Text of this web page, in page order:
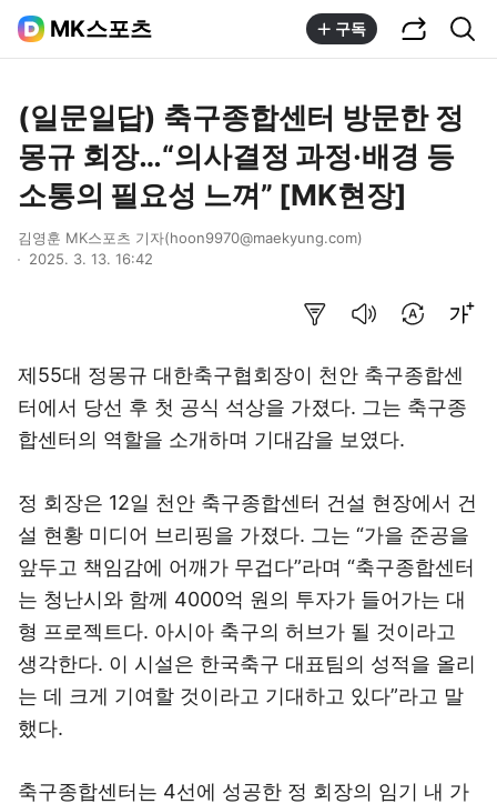
MK스포츠 구독
(일문일답) 축구종합센터 방문한 정
몽규 회장…“의사결정 과정·배경 등
소통의 필요성 느껴” [MK현장]
김영훈 MK스포츠 기자(hoon9970@maekyung.com)
2025. 3. 13. 16:42
제55대 정몽규 대한축구협회장이 천안 축구종합센
터에서 당선 후 첫 공식 석상을 가졌다. 그는 축구종
합센터의 역할을 소개하며 기대감을 보였다.
정 회장은 12일 천안 축구종합센터 건설 현장에서 건
설 현황 미디어 브리핑을 가졌다. 그는 “가을 준공을
앞두고 책임감에 어깨가 무겁다”라며 “축구종합센터
는 청난시와 함께 4000억 원의 투자가 들어가는 대
형 프로젝트다. 아시아 축구의 허브가 될 것이라고
생각한다. 이 시설은 한국축구 대표팀의 성적을 올리
는 데 크게 기여할 것이라고 기대하고 있다”라고 말
했다.
축구종합센터는 4선에 성공한 정 회장의 임기 내 가